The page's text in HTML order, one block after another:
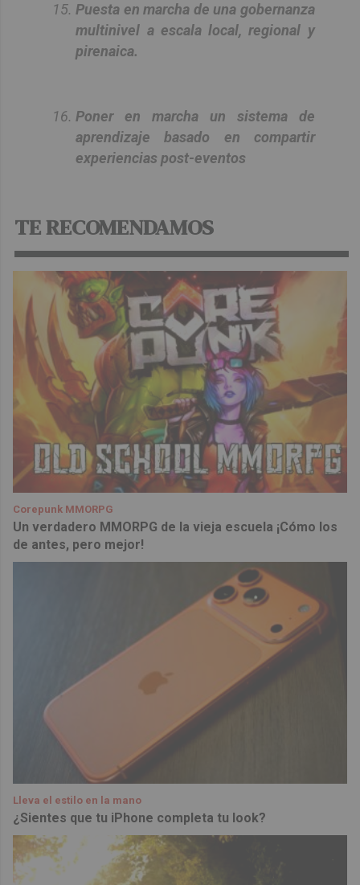
Puesta en marcha de una gobernanza
multinivel a escala local, regional y
pirenaica.
Poner en marcha un sistema de
aprendizaje basado en compartir
experiencias post-eventos
TE RECOMENDAMOS
Corepunk MMORPG
Un verdadero MMORPG de la vieja escuela ¡Cómo los
de antes, pero mejor!
Lleva el estilo en la mano
¿Sientes que tu iPhone completa tu look?